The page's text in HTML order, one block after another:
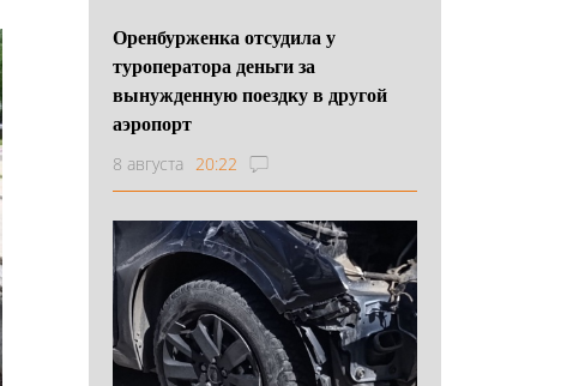
Оренбурженка отсудила у
туроператора деньги за
вынужденную поездку в другой
аэропорт
8 августа 20:22